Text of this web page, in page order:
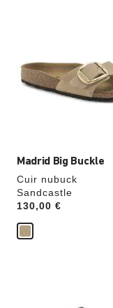
Madrid Big Buckle
Cuir nubuck
Sandcastle
Price:
130,00 €
de
couleurs
modifiera